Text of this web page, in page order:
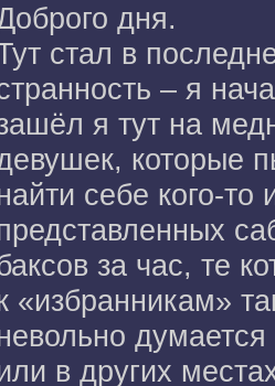
дня.
стал в
– я
я тут на
которые
себе кого-
за час, те
«избранникам»
в других